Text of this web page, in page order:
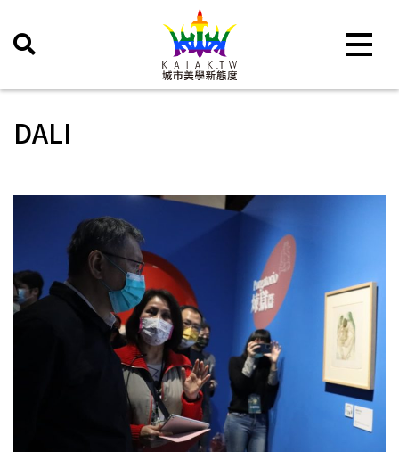
Toggle
DALI